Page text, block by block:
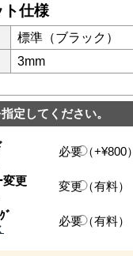
ト仕様
標準（ブラック）
3mm
定してください。
必要（+¥800）
変更 変更（有料）
ﾞ 必要（有料）